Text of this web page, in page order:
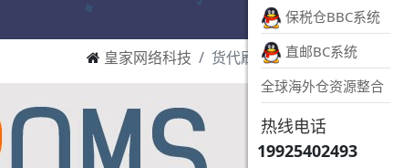
皇家网络科技 货代刷箱软件
保税仓BBC系统
直邮BC系统
全球海外仓资源整合
热线电话
19925402493